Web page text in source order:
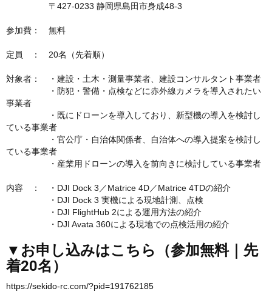
〒427-0233 静岡県島田市身成48-3
参加費： 無料
定員 ： 20名（先着順）
対象者： ・建設・土木・測量事業者、建設コンサルタント事業者
・防犯・警備・点検などに赤外線カメラを導入されたい
事業者
・既にドローンを導入しており、新型機の導入を検討し
ている事業者
・官公庁・自治体関係者、自治体への導入提案を検討し
ている事業者
・産業用ドローンの導入を前向きに検討している事業者
内容 ： ・DJI Dock 3／Matrice 4D／Matrice 4TDの紹介
・DJI Dock 3 実機による現地計測、点検
・DJI FlightHub 2による運用方法の紹介
・DJI Avata 360による現地での点検活用の紹介
▼お申し込みはこちら（参加無料｜先
着20名）
https://sekido-rc.com/?pid=191762185